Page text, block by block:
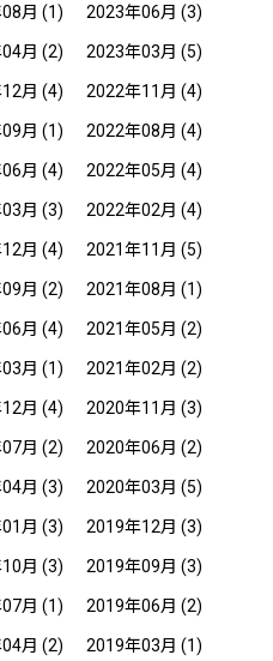
月 (1) 2023年06月 (3)
月 (2) 2023年03月 (5)
月 (4) 2022年11月 (4)
月 (1) 2022年08月 (4)
月 (4) 2022年05月 (4)
月 (3) 2022年02月 (4)
月 (4) 2021年11月 (5)
月 (2) 2021年08月 (1)
月 (4) 2021年05月 (2)
月 (1) 2021年02月 (2)
月 (4) 2020年11月 (3)
月 (2) 2020年06月 (2)
月 (3) 2020年03月 (5)
月 (3) 2019年12月 (3)
月 (3) 2019年09月 (3)
月 (1) 2019年06月 (2)
月 (2) 2019年03月 (1)